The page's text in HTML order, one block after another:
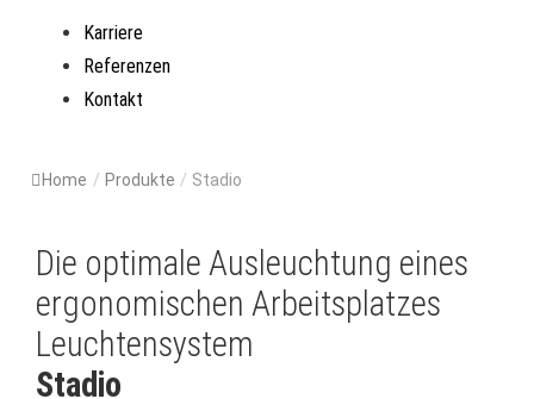
Karriere
Referenzen
Kontakt
Home / Produkte / Stadio
Die optimale Ausleuchtung eines
ergonomischen Arbeitsplatzes
Leuchtensystem
Stadio